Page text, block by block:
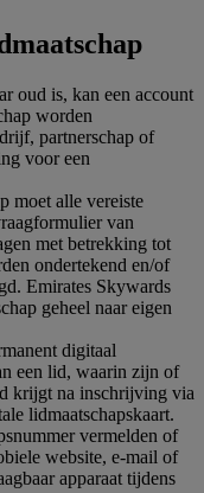
oud is, kan een account
worden
partnerschap of
voor een
moet alle vereiste
van
met betrekking tot
ondertekend en/of
Emirates Skywards
geheel naar eigen
digitaal
een lid, waarin zijn of
krijgt na inschrijving via
lidmaatschapskaart.
vermelden of
website, e-mail of
apparaat tijdens